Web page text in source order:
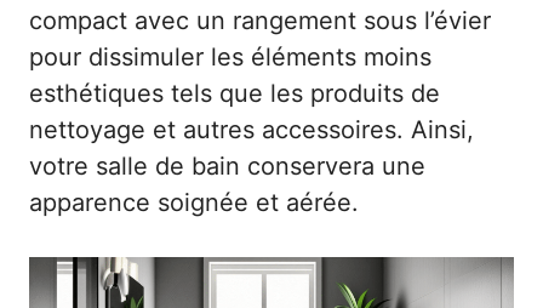
compact avec un rangement sous l’évier
pour dissimuler les éléments moins
esthétiques tels que les produits de
nettoyage et autres accessoires. Ainsi,
votre salle de bain conservera une
apparence soignée et aérée.